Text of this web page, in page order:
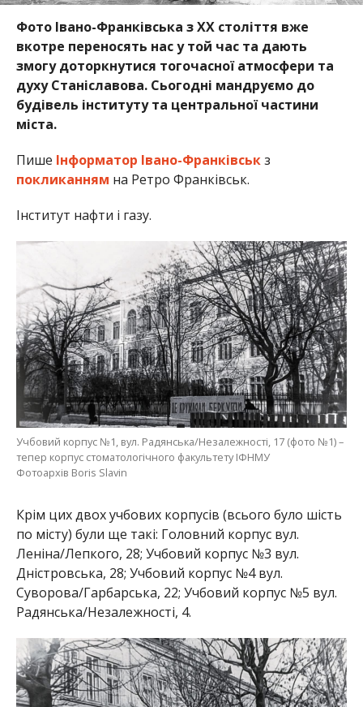
Фото Івано-Франківська з ХХ століття вже
вкотре переносять нас у той час та дають
змогу доторкнутися тогочасної атмосфери та
духу Станіславова. Сьогодні мандруємо до
будівель інституту та центральної частини
міста.
Пише Інформатор Івано-Франківськз
покликанням на Ретро Франківськ.
Інститут нафти і газу.
Учбовий корпус №1, вул. Радянська/Незалежності, 17 (фото №1) –
тепер корпус стоматологічного факультету ІФНМУ
Фотоархів Boris Slavin
Крім цих двох учбових корпусів (всього було шість
по місту) були ще такі: Головний корпус вул.
Леніна/Лепкого, 28; Учбовий корпус №3 вул.
Дністровська, 28; Учбовий корпус №4 вул.
Суворова/Гарбарська, 22; Учбовий корпус №5 вул.
Радянська/Незалежності, 4.